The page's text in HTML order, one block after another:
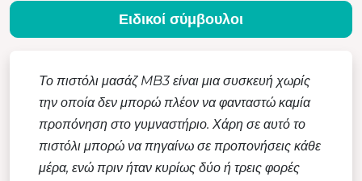
Το πιστόλι μασάζ MB3 είναι μια συσκευή χωρίς
την οποία δεν μπορώ πλέον να φανταστώ καμία
προπόνηση στο γυμναστήριο. Χάρη σε αυτό το
πιστόλι μπορώ να πηγαίνω σε προπονήσεις κάθε
μέρα, ενώ πριν ήταν κυρίως δύο ή τρεις φορές
Ειδικοί σύμβουλοι